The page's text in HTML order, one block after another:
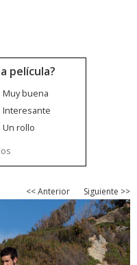
película?
Muy buena
Interesante
Un rollo
<< Anterior Siguiente >>